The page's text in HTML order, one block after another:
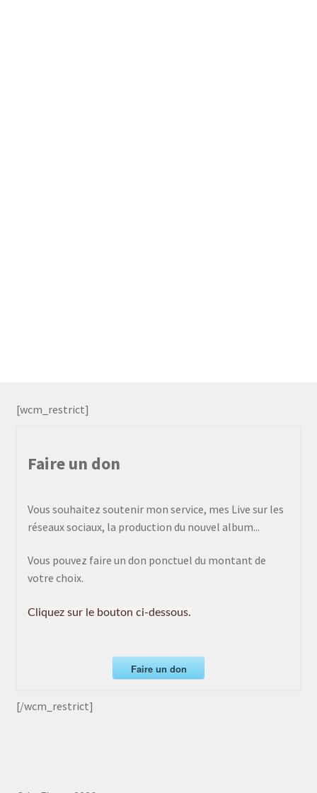
[wcm_restrict]
Faire un don
Vous souhaitez soutenir mon service, mes Live sur les
réseaux sociaux, la production du nouvel album...
Vous pouvez faire un don ponctuel du montant de
votre choix.
Cliquez sur le bouton ci-dessous.
Faire un don
[/wcm_restrict]